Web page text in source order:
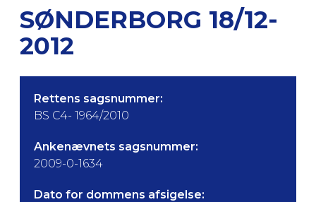
SØNDERBORG 18/12-
2012
Rettens sagsnummer:
BS C4- 1964/2010
Ankenævnets sagsnummer:
2009-0-1634
Dato for dommens afsigelse: